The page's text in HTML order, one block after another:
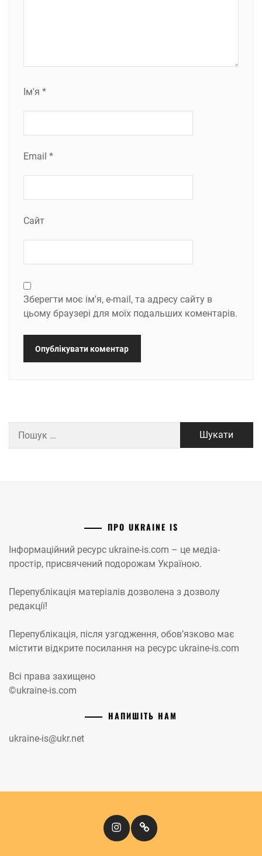
Ім'я *
Email *
Сайт
Зберегти моє ім'я, e-mail, та адресу сайту в
цьому браузері для моїх подальших коментарів.
ПРО UKRAINE IS
Інформаційний ресурс ukraine-is.com – це медіа-
простір, присвячений подорожам Україною.
Перепублікація матеріалів дозволена з дозволу
редакції!
Перепублікація, після узгодження, обов’язково має
містити відкрите посилання на ресурс ukraine-is.com
Всі права захищено
©ukraine-is.com
НАПИШІТЬ НАМ
ukraine-is@ukr.net
InstagramКіномандри